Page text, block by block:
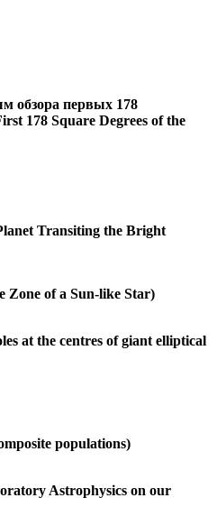
обзора первых 178
178 Square Degrees of the
Transiting the Bright
Zone of a Sun-like Star)
at the centres of giant elliptical
populations)
Astrophysics on our